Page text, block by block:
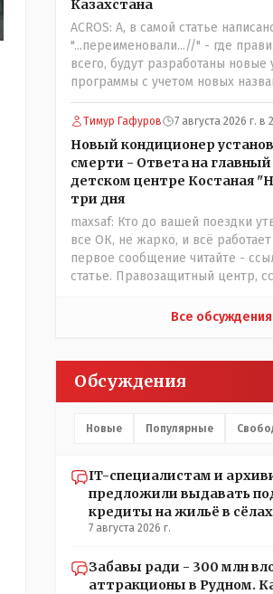
установили и воду, и новые
впервые поставили
контроль. То есть первая часть
трагедии, вторая часть -
трагедии, когда все уже было
Казахстана
ACROS: А, в самой статье
"...переименовали...//" - где
всего, будут разработаны новые
программы с учетом новых
Так что предметы - новые. Хоть и
переименованные)
Тимур Гафуров 7 августа 2026 г. в
Новый кондиционер
смерти - Ответа на главный
детском центре Костаная
три дня
maxsaf: Кто до вашей поездки
все ОК, не жарко, и всё
первое сообщение читайте -
статье. Правозащитный центр,
чате, которые прислали ему в
времени их установили только в
предназначенных для
управленческого персонала. И
группе установлены
контроль, учитывая погодные
Мы решили. что это -
иначе?
Все обсуждения
Обсуждения
Новые Популярные
IT-специалистам и
предложили выдавать
кредиты на жильё в
7 августа 2026 г.
Забавы ради - 300 млн
аттракционы в Рудном.